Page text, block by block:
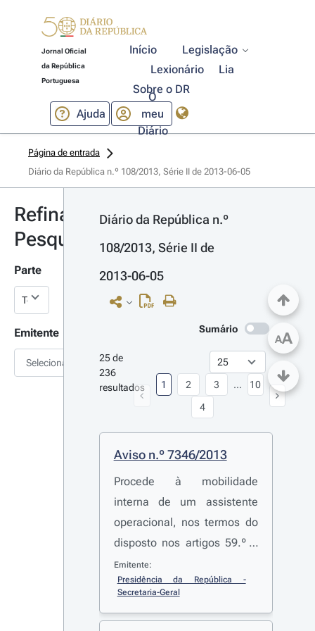
Jornal Oficial
da República
Portuguesa
Início
Legislação
Lexionário
Lia
Sobre o DR
Ajuda
O
meu
Diário
Página de entrada
Diário da República n.º 108/2013, Série II de 2013-06-05
Refinar
Pesquisa
Parte
Emitente
Selecionar
Diário da República n.º
108/2013, Série II de
2013-06-05
Sumário
25 de
236
resultados
1 2
3
4
... 10
Aviso n.º 7346/2013
Procede à mobilidade
interna de um assistente
operacional, nos termos do
disposto nos artigos 59.º a
63.º, da
de 27 de fevereiro
Emitente:
Presidência da República -
Secretaria-Geral
AA